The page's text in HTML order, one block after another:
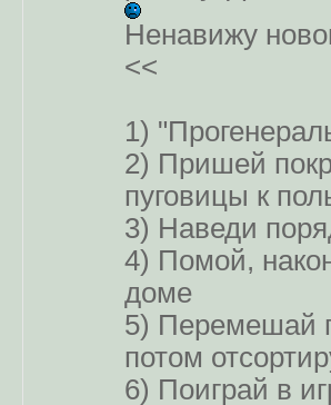
Ненавижу
<<
1)
2) Пришей
пуговицы к
3) Наведи
4) Помой,
доме
5) Перемешай
потом
6) Поиграй в